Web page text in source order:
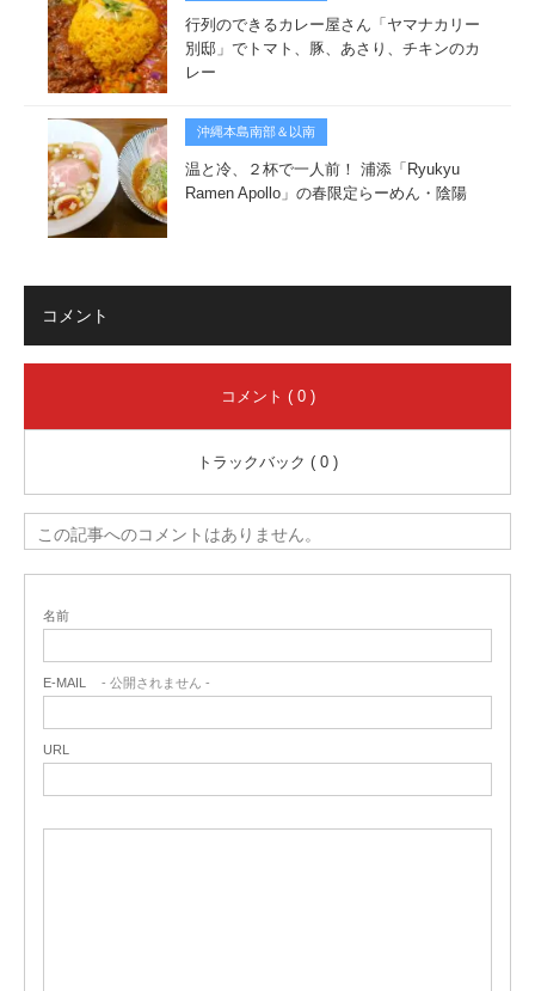
行列のできるカレー屋さん「ヤマナカリー
別邸」でトマト、豚、あさり、チキンのカ
レー
沖縄本島南部＆以南
温と冷、２杯で一人前！ 浦添「Ryukyu
Ramen Apollo」の春限定らーめん・陰陽
コメント
コメント ( 0 )
トラックバック ( 0 )
この記事へのコメントはありません。
名前
E-MAIL - 公開されません -
URL